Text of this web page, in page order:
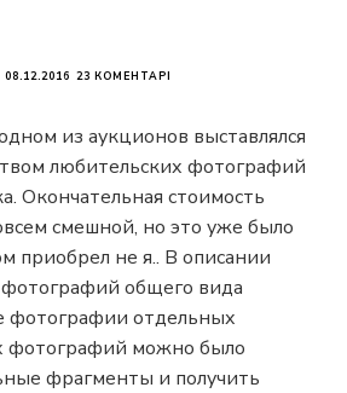
08.12.2016 23 КОМЕНТАРІ
ДНЕПРОПЕТРОВСКА
70-
Х
из аукционов выставлялся
любительских фотографий
Окончательная стоимость
смешной, но это уже было
приобрел не я.. В описании
общего вида
фотографии отдельных
фотографий можно было
фрагменты и получить